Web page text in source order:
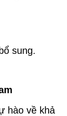
sung.
hào về khả